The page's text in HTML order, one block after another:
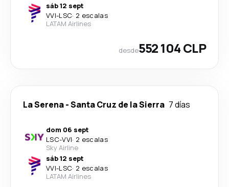
sáb 12 sept
VVI-LSC· 2 escalas
LATAM Airlines
desde552 104 CLP
La Serena-Santa Cruz de la Sierra 7 días
dom 06 sept
LSC-VVI· 2 escalas
Sky Airline
sáb 12 sept
VVI-LSC· 2 escalas
LATAM Airlines